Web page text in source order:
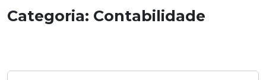
Categoria: Contabilidade